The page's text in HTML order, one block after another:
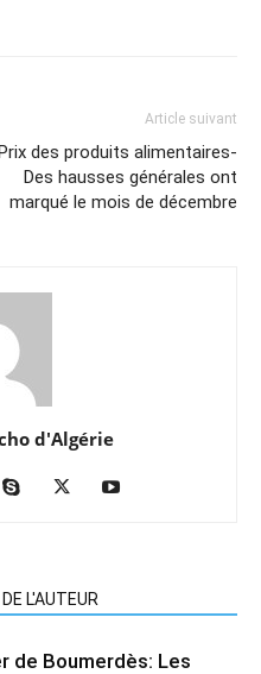
Article suivant
des produits alimentaires-
Des hausses générales ont
marqué le mois de décembre
d'Algérie
L'AUTEUR
de Boumerdès: Les